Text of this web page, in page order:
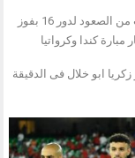
المغرب يفوز على بلجيكا بهدفين مقابل لاشىء ة يقترب من الصعود لدور 16 بفوز
كندا وكرواتيا
هدفى المبارة عبدالحميد صبيرى فى الدقيقة 73 و زكريا ابو خلال فى الدقيقة